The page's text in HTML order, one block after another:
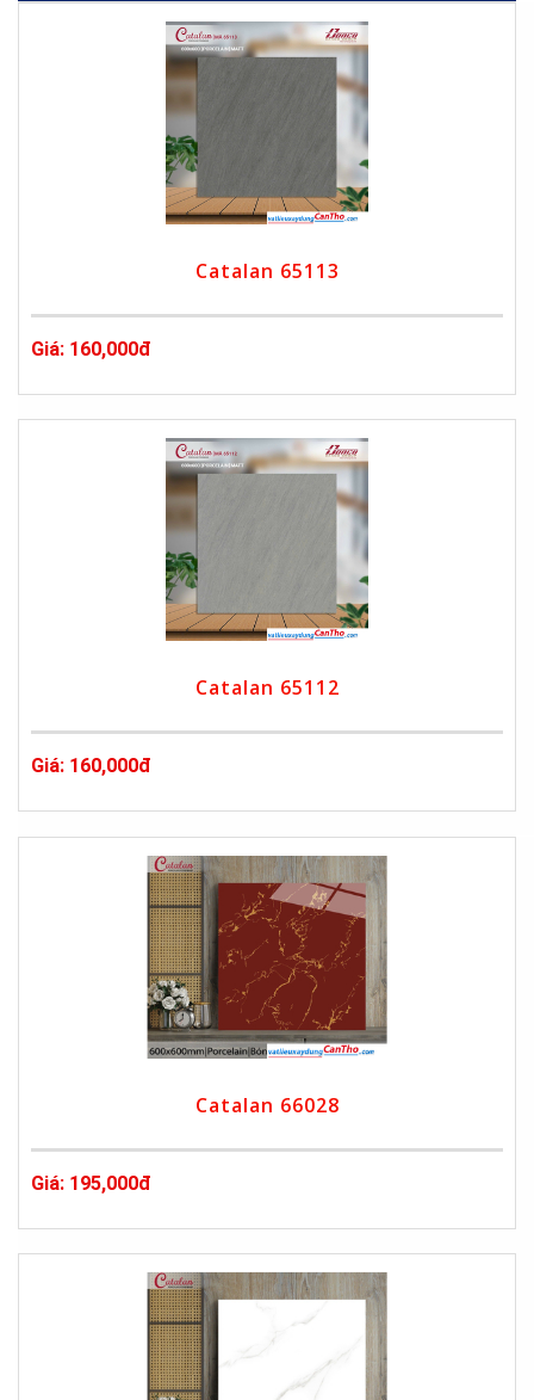
Catalan 65113
Giá: 160,000đ
Catalan 65112
Giá: 160,000đ
Catalan 66028
Giá: 195,000đ